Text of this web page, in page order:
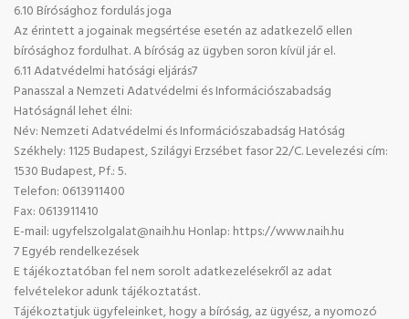
6.10 Bírósághoz fordulás joga
Az érintett a jogainak megsértése esetén az adatkezelő ellen
bírósághoz fordulhat. A bíróság az ügyben soron kívül jár el.
6.11 Adatvédelmi hatósági eljárás7
Panasszal a Nemzeti Adatvédelmi és Információszabadság
Hatóságnál lehet élni:
Név: Nemzeti Adatvédelmi és Információszabadság Hatóság
Székhely: 1125 Budapest, Szilágyi Erzsébet fasor 22/C. Levelezési cím:
1530 Budapest, Pf.: 5.
Telefon: 0613911400
Fax: 0613911410
E-mail: ugyfelszolgalat@naih.hu Honlap: https://www.naih.hu
7 Egyéb rendelkezések
E tájékoztatóban fel nem sorolt adatkezelésekről az adat
felvételekor adunk tájékoztatást.
Tájékoztatjuk ügyfeleinket, hogy a bíróság, az ügyész, a nyomozó